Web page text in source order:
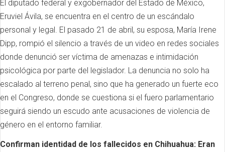
El diputado federal y exgobernador del Estado de México,
Eruviel Ávila, se encuentra en el centro de un escándalo
personal y legal. El pasado 21 de abril, su esposa, María Irene
Dipp, rompió el silencio a través de un video en redes sociales
donde denunció ser víctima de amenazas e intimidación
psicológica por parte del legislador. La denuncia no solo ha
escalado al terreno penal, sino que ha generado un fuerte eco
en el Congreso, donde se cuestiona si el fuero parlamentario
seguirá siendo un escudo ante acusaciones de violencia de
género en el entorno familiar.
Confirman identidad de los fallecidos en Chihuahua: Eran